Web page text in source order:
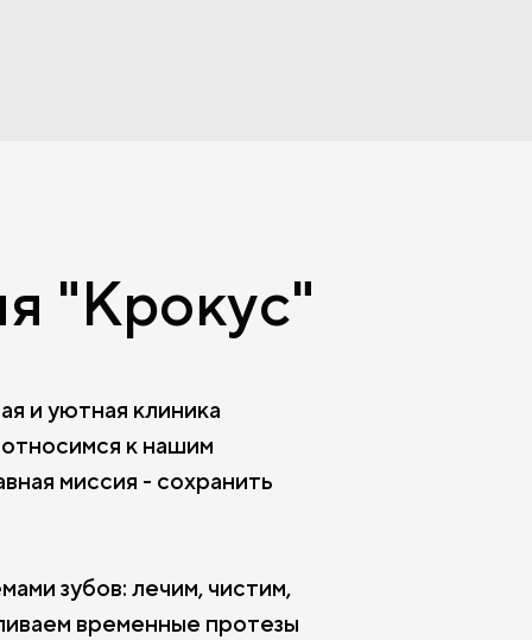
"Крокус"
и уютная клиника
к нашим
миссия - сохранить
зубов: лечим, чистим,
временные протезы